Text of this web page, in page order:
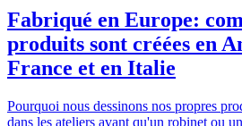
Fabriqué en Europe:
produits sont créées en
France et en Italie
Pourquoi nous dessinons nos propres
dans les ateliers avant qu'un robinet ou